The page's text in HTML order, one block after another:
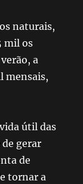
naturais,
mil os
a
mensais,
útil das
gerar
de
tornar a